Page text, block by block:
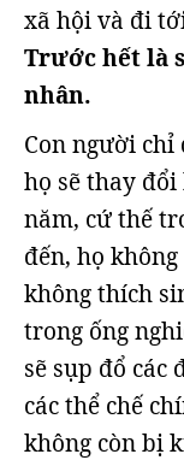
xã hội và đi
Trước hết là
nhân.
Con người
họ sẽ thay
năm, cứ thế
đến, họ
không thích
trong ống
sẽ sụp đổ các
các thể chế
không còn bị